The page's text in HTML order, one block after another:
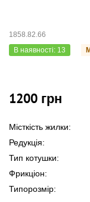
1858.82.66
В наявності: 13
1200 грн
Місткість жилки:
Редукція:
Тип котушки:
Фрикціон:
Типорозмір: